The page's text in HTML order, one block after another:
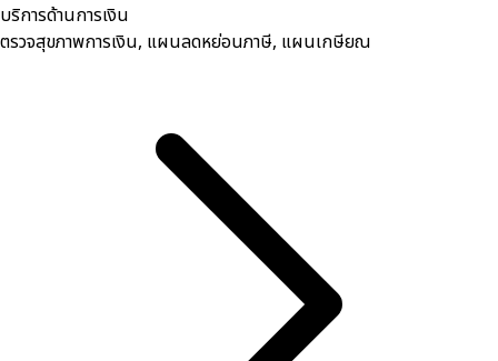
บริการด้านการเงิน
ตรวจสุขภาพการเงิน, ​แผนลดหย่อนภาษี, แผนเกษียณ